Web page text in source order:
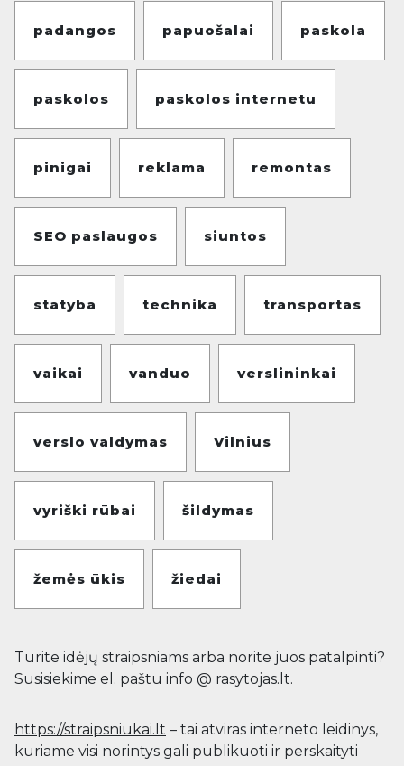
padangos papuošalai paskola
paskolos paskolos internetu
pinigai reklama remontas
SEO paslaugos siuntos
statyba technika transportas
vaikai vanduo verslininkai
verslo valdymas Vilnius
vyriški rūbai šildymas
žemės ūkis žiedai
Turite idėjų straipsniams arba norite juos patalpinti?
Susisiekime el. paštu info @ rasytojas.lt.
https://straipsniukai.lt – tai atviras interneto leidinys,
kuriame visi norintys gali publikuoti ir perskaityti